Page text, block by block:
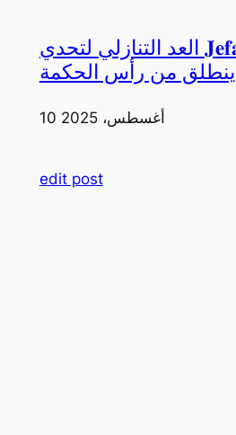
العد التنازلي لتحدي 𝐉𝐞𝐟𝐚𝐢𝐫𝐚 𝟒𝐱𝟒
ينطلق من رأس الحكمة
10 أغسطس، 2025
edit post